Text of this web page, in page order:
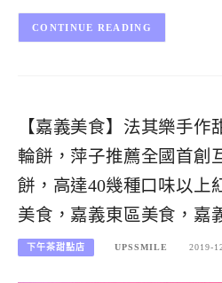
CONTINUE READING
【嘉義美食】法其樂手作
輪餅，萍子推薦全國首創
餅，高達40幾種口味以上
美食，嘉義東區美食，嘉
下午茶甜點店 UPSSMILE 2019-